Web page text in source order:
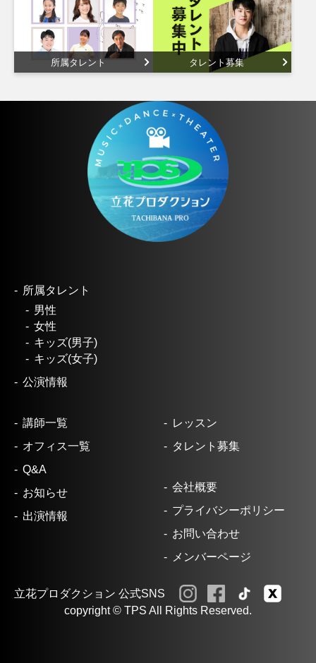
所属タレント タレント募集
所属タレント
男性
女性
キッズ(男子)
キッズ(女子)
公演情報
講師一覧
オフィス一覧
Q&A
お知らせ
出演情報
レッスン
タレント募集
会社概要
プライバシーポリシー
お問い合わせ
メンバーページ
立花プロダクション 公式SNS
copyright © TPS All Rights Reserved.